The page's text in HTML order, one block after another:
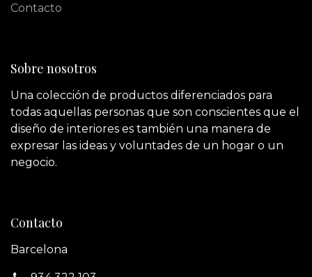
Contacto
Sobre nosotros
Una colección de productos diferenciados para
todas aquellas personas que son conscientes que el
diseño de interiores es también una manera de
expresar las ideas y voluntades de un hogar o un
negocio.
Contacto
Barcelona